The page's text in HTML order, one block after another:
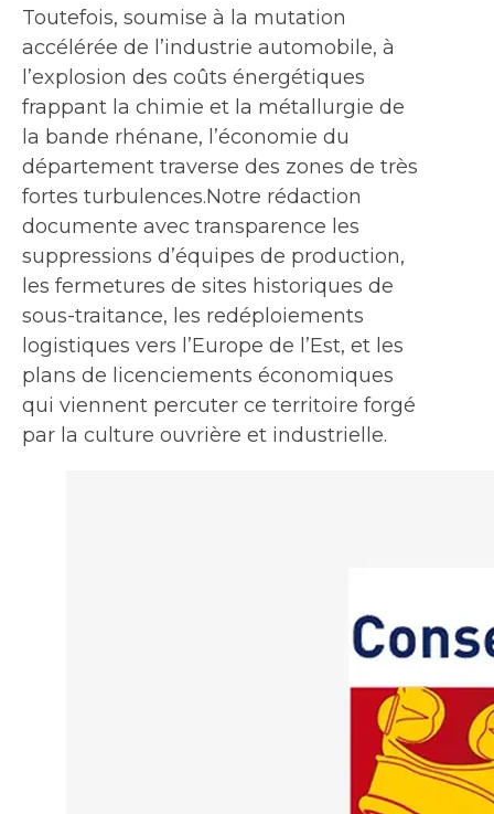
Toutefois, soumise à la mutation
accélérée de l’industrie automobile, à
l’explosion des coûts énergétiques
frappant la chimie et la métallurgie de
la bande rhénane, l’économie du
département traverse des zones de très
fortes turbulences.Notre rédaction
documente avec transparence les
suppressions d’équipes de production,
les fermetures de sites historiques de
sous-traitance, les redéploiements
logistiques vers l’Europe de l’Est, et les
plans de licenciements économiques
qui viennent percuter ce territoire forgé
par la culture ouvrière et industrielle.